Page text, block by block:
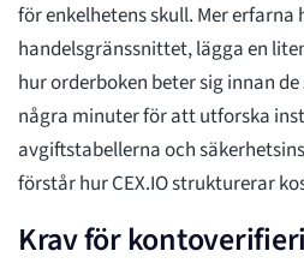
för enkelhetens skull. Mer
handelsgränssnittet, lägga en
hur orderboken beter sig innan
några minuter för att utforska
avgiftstabellerna och
förstår hur CEX.IO strukturerar
Krav för